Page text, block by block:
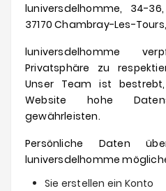
luniversdelhomme, 34-
37170 Chambray-Les-
luniversdelhomme
Privatsphäre zu
Unser Team ist
Website hohe
gewährleisten.
Persönliche Daten
luniversdelhomme
Sie erstellen ein Konto